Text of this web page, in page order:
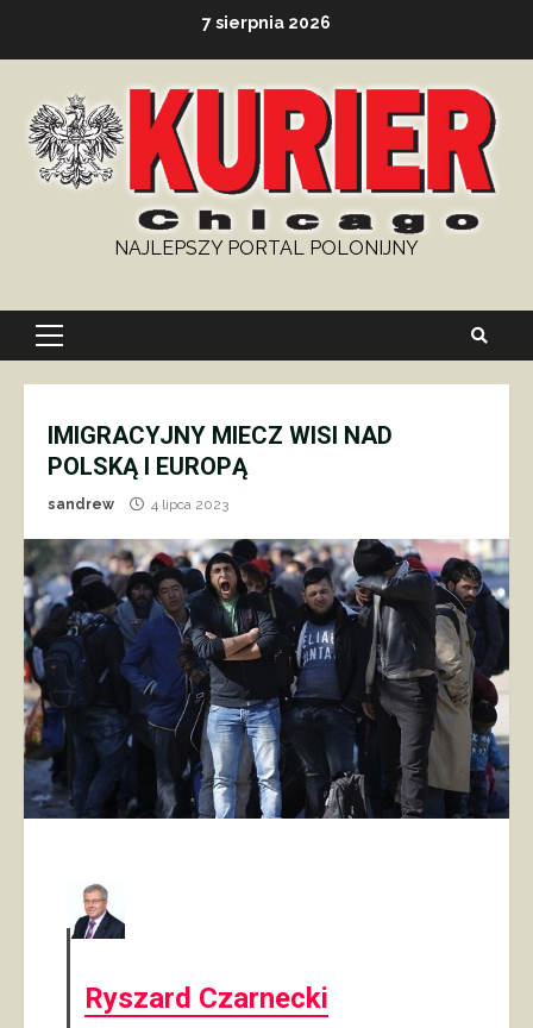
7 sierpnia 2026
NAJLEPSZY PORTAL POLONIJNY
Primary
IMIGRACYJNY MIECZ WISI NAD
POLSKĄ I EUROPĄ
sandrew 4 lipca 2023
Ryszard Czarnecki